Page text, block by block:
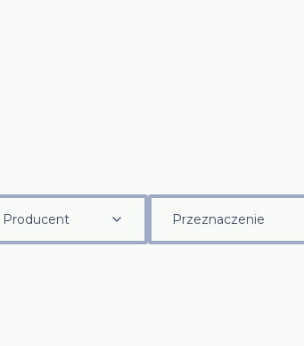
Producent Przeznaczenie